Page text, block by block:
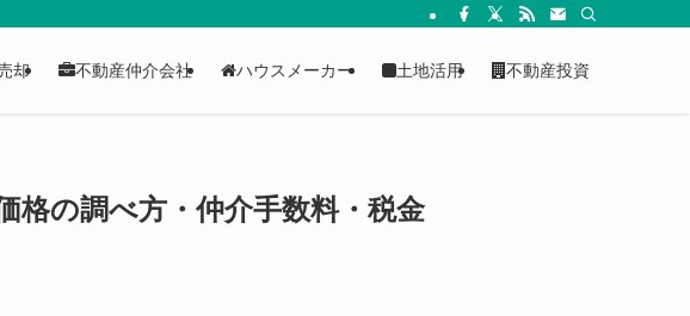
却 不動産仲介会社 ハウスメーカー 土地活用 不動産投資
格の調べ方・仲介手数料・税金